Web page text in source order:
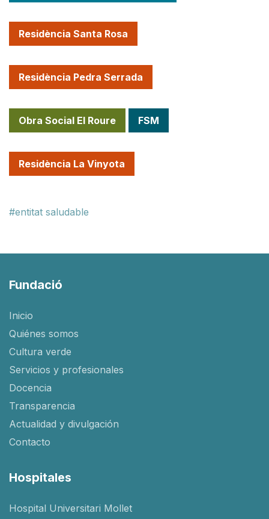
Residència Santa Rosa
Residència Pedra Serrada
Obra Social El Roure FSM
Residència La Vinyota
entitat saludable
Fundació
Inicio
Quiénes somos
Cultura verde
Servicios y profesionales
Docencia
Transparencia
Actualidad y divulgación
Contacto
Hospitales
Hospital Universitari Mollet